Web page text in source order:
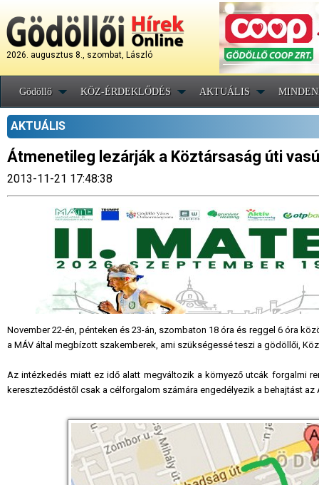
2026. augusztus 8., szombat, László
Gödöllő KÖZ-ÉRDEKLŐDÉS AKTUÁLIS
AKTUÁLIS
Átmenetileg lezárják a Köztársaság úti
2013-11-21 17:48:38
November 22-én, pénteken és 23-án, szombaton 18 óra és reggel 6 óra
a MÁV által megbízott szakemberek, ami szükségessé teszi a gödöllői,
Az intézkedés miatt ez idő alatt megváltozik a környező utcák forgalmi
kereszteződéstől csak a célforgalom számára engedélyezik a behajtást az